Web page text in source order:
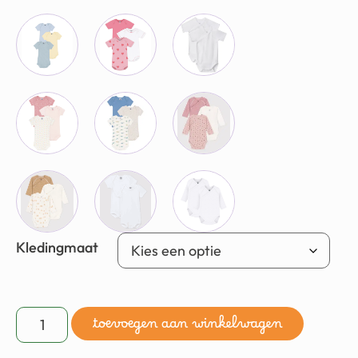
Kledingmaat
toevoegen aan winkelwagen